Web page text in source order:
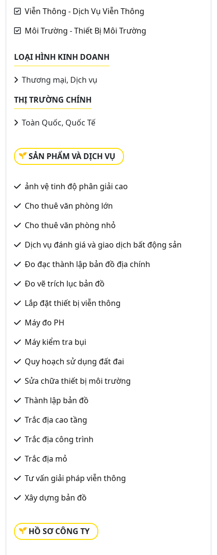
Viễn Thông - Dịch Vụ Viễn Thông
Môi Trường - Thiết Bị Môi Trường
LOẠI HÌNH KINH DOANH
Thương mại, Dịch vụ
THỊ TRƯỜNG CHÍNH
Toàn Quốc, Quốc Tế
SẢN PHẨM VÀ DỊCH VỤ
ảnh vệ tinh độ phân giải cao
Cho thuê văn phòng lớn
Cho thuê văn phòng nhỏ
Dịch vụ đánh giá và giao dịch bất động sản
Đo đạc thành lập bản đồ địa chính
Đo vẽ trích lục bản đồ
Lắp đặt thiết bị viễn thông
Máy đo PH
Máy kiểm tra bụi
Quy hoạch sử dụng đất đai
Sửa chữa thiết bị môi trường
Thành lập bản đồ
Trắc địa cao tầng
Trắc địa công trình
Trắc địa mỏ
Tư vấn giải pháp viễn thông
Xây dựng bản đồ
HỒ SƠ CÔNG TY